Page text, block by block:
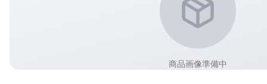
商品画像準備中